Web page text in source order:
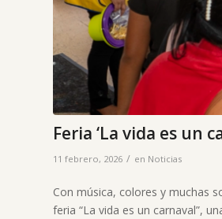
Feria ‘La vida es un
11 febrero, 2026 / en Noticias
Con música, colores y muchas
feria “La vida es un carnaval”,